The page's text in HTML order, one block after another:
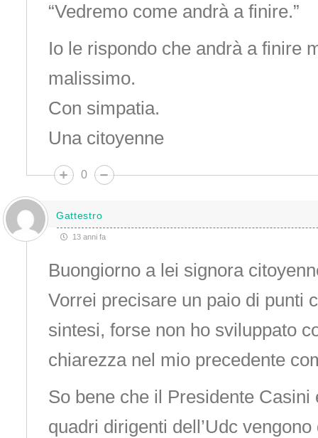
“Vedremo come andrà a finire.”
Io le rispondo che andrà a finire
malissimo.
Con simpatia.
Una citoyenne
0
Gattestro
13 anni fa
Buongiorno a lei signora
Vorrei precisare un paio di punti
sintesi, forse non ho sviluppato
chiarezza nel mio precedente
So bene che il Presidente Casini
quadri dirigenti dell’Udc